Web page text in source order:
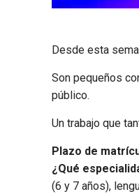
Desde esta
Son pequeños
público.
Un trabajo que
Plazo de
¿Qué
(6 y 7 años),